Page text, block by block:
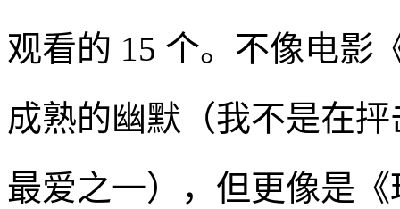
观看的 15 个。不像电影
成熟的幽默（我不是在
最爱之一），但更像是